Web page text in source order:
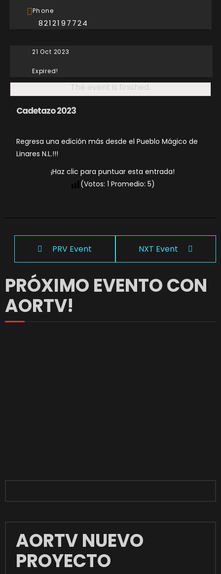
Phone
8212197724
21 Oct 2023
Expired!
The event is finished.
Cadetazo 2023
Regresa una edición más desde el Pueblo Mágico de
Linares N.L.!!!
¡Haz clic para puntuar esta entrada!
(Votos: 1 Promedio: 5)
PRV Event NXT Event
PRÓXIMO EVENTO CON
AORTV!
AORTV NUEVO
PROYECTO